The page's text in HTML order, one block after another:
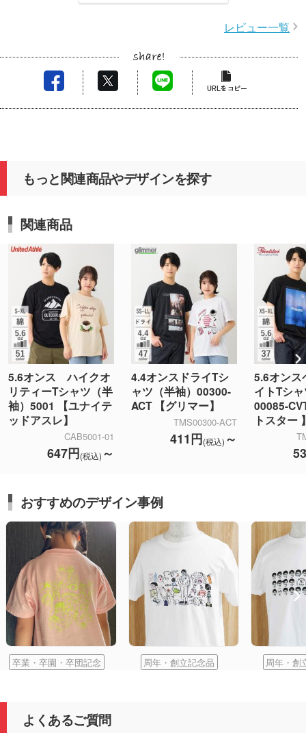
レビュー一覧
もっと関連商品やデザインを探す
関連商品
5.6オンス ハイクオ
リティーTシャツ（半
袖）5001 【ユナイテ
ッドアスレ】
CAB5001-01
647円(税込) ～
4.4オンスドライTシ
ャツ（半袖）00300-
ACT 【グリマー】
TMS00300-ACT
411円(税込) ～
5.6オンス
イトTシ
00085-
トスター
おすすめのデザイン事例
卒業・卒園・卒団記念 周年・創立記念品 周年・創
よくあるご質問